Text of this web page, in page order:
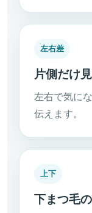
左右差
片側だけ
左右で気に
伝えます。
上下
下まつ毛